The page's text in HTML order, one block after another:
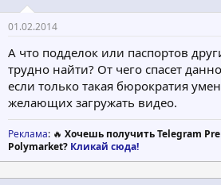
01.02.2014
А что подделок или паспортов
трудно найти? От чего спасет
если только такая бюрократия
желающих загружать видео.
Реклама: 🔥 Хочешь получить Telegram
Polymarket? Кликай сюда!